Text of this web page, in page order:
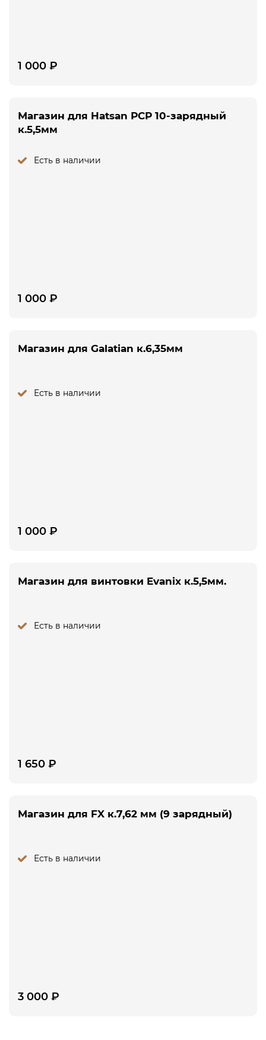
1 000 ₽
Магазин для Hatsan РСР 10-зарядный
к.5,5мм
Есть в наличии
1 000 ₽
Магазин для Galatian к.6,35мм
Есть в наличии
1 000 ₽
Магазин для винтовки Evanix к.5,5мм.
Есть в наличии
1 650 ₽
Магазин для FX к.7,62 мм (9 зарядный)
Есть в наличии
3 000 ₽